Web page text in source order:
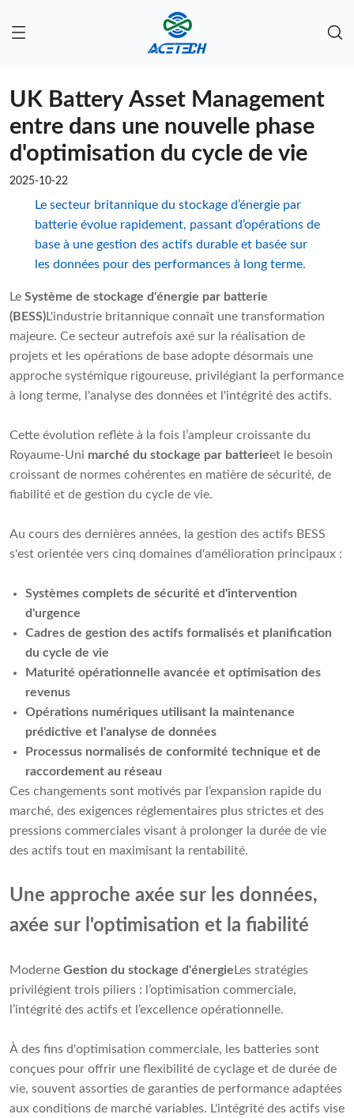
UK Battery Asset Management
entre dans une nouvelle phase
d'optimisation du cycle de vie
2025-10-22
Le secteur britannique du stockage d’énergie par
batterie évolue rapidement, passant d’opérations de
base à une gestion des actifs durable et basée sur
les données pour des performances à long terme.
Le Système de stockage d'énergie par batterie
(BESS)L'industrie britannique connaît une transformation
majeure. Ce secteur autrefois axé sur la réalisation de
projets et les opérations de base adopte désormais une
approche systémique rigoureuse, privilégiant la performance
à long terme, l'analyse des données et l'intégrité des actifs.
Cette évolution reflète à la fois l’ampleur croissante du
Royaume-Uni marché du stockage par batterieet le besoin
croissant de normes cohérentes en matière de sécurité, de
fiabilité et de gestion du cycle de vie.
Au cours des dernières années, la gestion des actifs BESS
s'est orientée vers cinq domaines d'amélioration principaux :
Systèmes complets de sécurité et d'intervention
d'urgence
Cadres de gestion des actifs formalisés et planification
du cycle de vie
Maturité opérationnelle avancée et optimisation des
revenus
Opérations numériques utilisant la maintenance
prédictive et l'analyse de données
Processus normalisés de conformité technique et de
raccordement au réseau
Ces changements sont motivés par l’expansion rapide du
marché, des exigences réglementaires plus strictes et des
pressions commerciales visant à prolonger la durée de vie
des actifs tout en maximisant la rentabilité.
Une approche axée sur les données,
axée sur l'optimisation et la fiabilité
Moderne Gestion du stockage d'énergie Les stratégies
privilégient trois piliers : l’optimisation commerciale,
l’intégrité des actifs et l’excellence opérationnelle.
À des fins d'optimisation commerciale, les batteries sont
conçues pour offrir une flexibilité de cyclage et de durée de
vie, souvent assorties de garanties de performance adaptées
aux conditions de marché variables. L'intégrité des actifs vise